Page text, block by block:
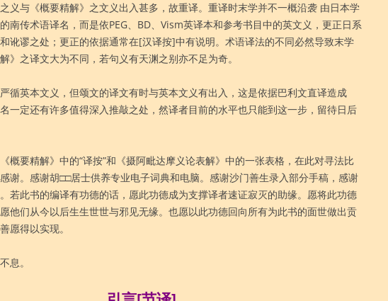
义与《概要精解》之文义出入甚多，故重译。重译时末学并不一概沿袭 由日本学
南传术语译名，而是依PEG、BD、Vism英译本和参考书目中的英文义，更正日系
讹谬之处；更正的依据通常在[汉译按]中有说明。术语译法的不同必然导致末学
》之译文大为不同，若句义有天渊之别亦不足为奇。
循英本文义，但颂文的译文有时与英本文义有出入，这是依据巴利文直译造成
一定还有许多值得深入推敲之处，然译者目前的水平也只能到这一步，留待日后
概要精解》中的“译按”和《摄阿毗达摩义论表解》中的一张表格，在此对寻法比
谢。感谢胡□□居士供养专业电子词典和电脑。感谢沙门善生录入部分手稿，感谢
若此书的编译有功德的话，愿此功德成为支撑译者速证寂灭的助缘。愿将此功德
他们从今以后生生世世与邪见无缘。也愿以此功德回向所有为此书的面世做出贡
愿得以实现。
息。